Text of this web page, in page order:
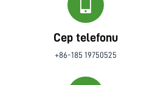
Cep telefonu
+86-185 19750525